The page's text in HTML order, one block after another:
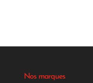
Nos marques